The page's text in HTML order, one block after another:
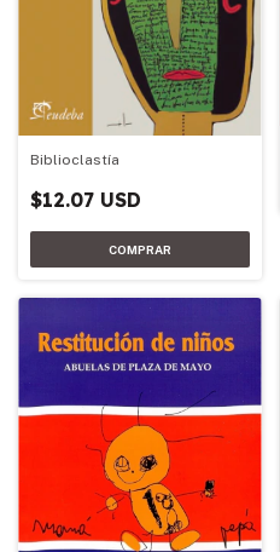
Biblioclastía
$12.07 USD